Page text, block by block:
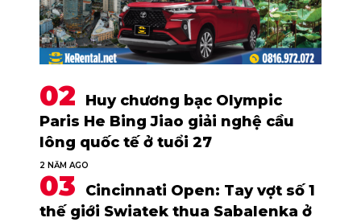
Huy chương bạc Olympic
Paris He Bing Jiao giải nghệ cầu
lông quốc tế ở tuổi 27
2 NĂM AGO
Cincinnati Open: Tay vợt số 1
thế giới Swiatek thua Sabalenka ở